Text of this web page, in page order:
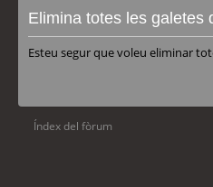
Elimina totes les galetes
Esteu segur que voleu eliminar
Índex del fòrum